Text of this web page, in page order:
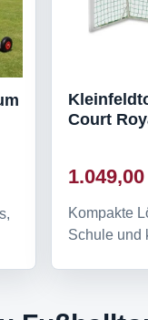
Kompakte
Schule und